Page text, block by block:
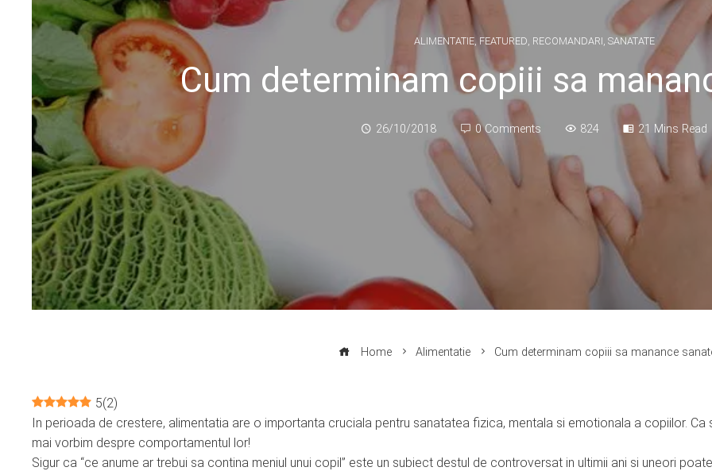
ALIMENTATIE, FEATURED, RECOMANDARI, SANATATE
Cum determinam copiii sa
26/10/2018 0 Comments 824 21 Mins Read
Home Alimentatie Cum determinam copiii sa manance
5(2)
In perioada de crestere, alimentatia are o importanta cruciala pentru sanatatea fizica, mentala si emotionala a copiilor. Ca
mai vorbim despre comportamentul lor!
Sigur ca “ce anume ar trebui sa contina meniul unui copil” este un subiect destul de controversat in ultimii ani si uneori poate